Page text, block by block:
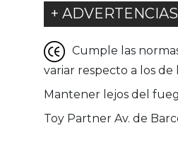
+
Cumple las
variar respecto a los de
Mantener lejos del
Toy Partner Av. de